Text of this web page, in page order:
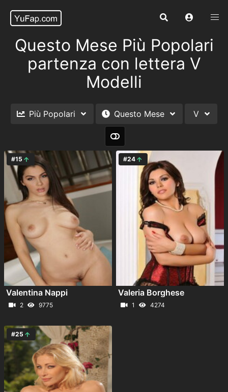
Questo Mese Più Popolari
partenza con lettera V
Modelli
Più Popolari Questo Mese V
#15
Valentina Nappi
2 9775
#24
Valeria Borghese
1 4274
#25